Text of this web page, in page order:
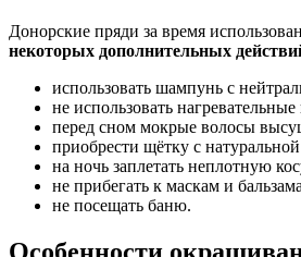
Донорские пряди за время
некоторых дополнительных
использовать шампунь с
не использовать
перед сном мокрые волосы
приобрести щётку с
на ночь заплетать неплотную
не прибегать к маскам и
не посещать баню.
Особенности